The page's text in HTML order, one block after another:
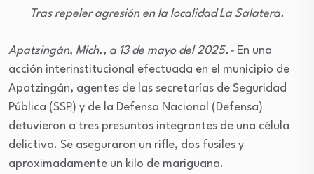
Tras repeler agresión en la localidad La Salatera.
Apatzingán, Mich., a 13 de mayo del 2025.- En una
acción interinstitucional efectuada en el municipio de
Apatzingán, agentes de las secretarías de Seguridad
Pública (SSP) y de la Defensa Nacional (Defensa)
detuvieron a tres presuntos integrantes de una célula
delictiva. Se aseguraron un rifle, dos fusiles y
aproximadamente un kilo de mariguana.